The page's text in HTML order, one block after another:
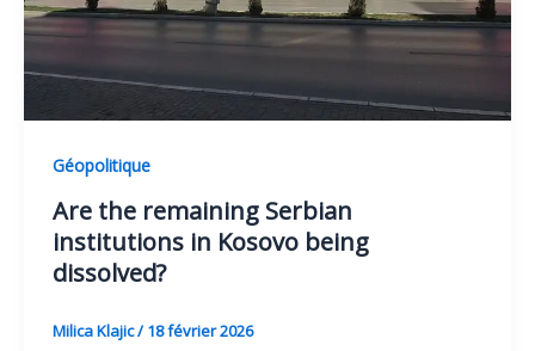
Géopolitique
Are the remaining Serbian
institutions in Kosovo being
dissolved?
Milica Klajic/18 février 2026